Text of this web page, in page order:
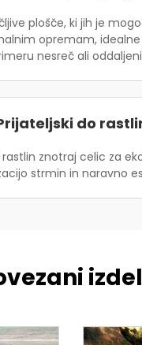
plošče, ki jih je
opremam, idealne
nesreč ali
do
znotraj celic za
strmin in naravno